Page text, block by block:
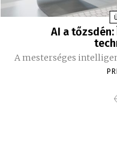
AI a
A mesterséges